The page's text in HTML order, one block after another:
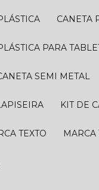
CANETA
PARA
CANETA SEMI METAL
KIT DE
TEXTO